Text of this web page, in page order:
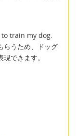
train my dog.
らうため、ドッグ
できます。